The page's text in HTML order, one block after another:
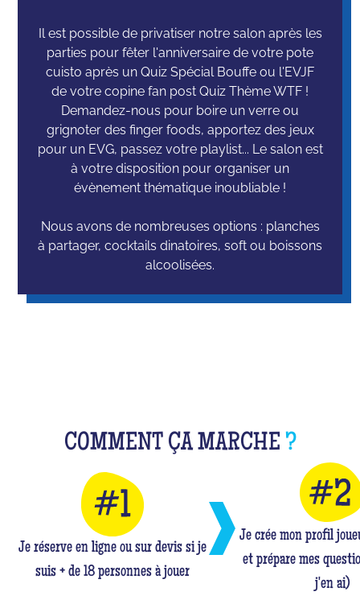
Il est possible de privatiser notre salon après les
parties pour fêter l'anniversaire de votre pote
cuisto après un Quiz Spécial Bouffe ou l'EVJF
de votre copine fan post Quiz Thème WTF !
Demandez-nous pour boire un verre ou
grignoter des finger foods, apportez des jeux
pour un EVG, passez votre playlist... Le salon est
à votre disposition pour organiser un
évènement thématique inoubliable !
Nous avons de nombreuses options : planches
à partager, cocktails dinatoires, soft ou boissons
alcoolisées.
COMMENT ÇA MARCHE ?
Je réserve en ligne ou sur devis si je
suis + de 18 personnes à jouer
Je crée mon profil
et prépare mes
j'en ai)